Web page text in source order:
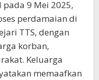
9 Mei 2025,
perdamaian di
TTS, dengan
korban,
Keluarga
memaafkan